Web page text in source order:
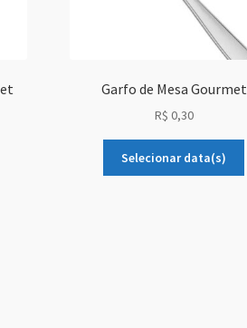
Garfo de Mesa Gourmet
R$ 0,30
Selecionar data(s)